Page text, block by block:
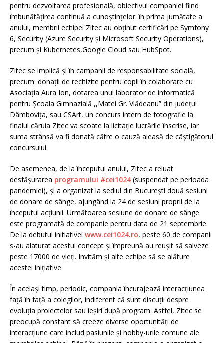
pentru dezvoltarea profesională, obiectivul companiei fiind
îmbunătățirea continuă a cunoștințelor. în prima jumătate a
anului, membrii echipei Zitec au obținut certificări pe Symfony
6, Security (Azure Security și Microsoft Security Operations),
precum și Kubernetes,Google Cloud sau HubSpot.
Zitec se implică și în campanii de responsabilitate socială,
precum: donații de rechizite pentru copii în colaborare cu
Asociația Aura Ion, dotarea unui laborator de informatică
pentru Școala Gimnazială ,,Matei Gr. Vlădeanu” din județul
Dâmbovița, sau CSArt, un concurs intern de fotografie la
finalul căruia Zitec va scoate la licitație lucrările înscrise, iar
suma strânsă va fi donată către o cauză aleasă de câștigătorul
concursului.
De asemenea, de la începutul anului, Zitec a reluat
desfășurarea programului #cei1024 (suspendat pe perioada
pandemiei), și a organizat la sediul din București două sesiuni
de donare de sânge, ajungând la 24 de sesiuni proprii de la
începutul acțiunii. Următoarea sesiune de donare de sânge
este programată de companie pentru data de 21 septembrie.
De la debutul initiativei www.cei1024.ro, peste 60 de companii
s-au alaturat acestui concept și împreună au reușit să salveze
peste 17000 de vieți. Invităm și alte echipe să se alăture
acestei inițiative.
În același timp, periodic, compania încurajează interacțiunea
față în față a colegilor, indiferent că sunt discuții despre
evoluția proiectelor sau ieșiri după program. Astfel, Zitec se
preocupă constant să creeze diverse oportunități de
interacțiune care includ pasiunile și hobby-urile comune ale